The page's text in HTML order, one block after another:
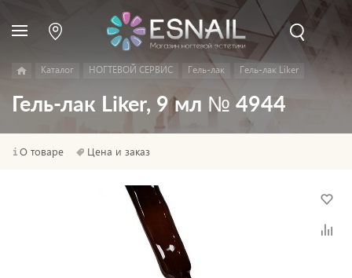
Каталог НОГТЕВОЙ СЕРВИС Гель-лак Гель-лак Liker
Гель-лак Liker, 9 мл № 4944
О товаре Цена и заказ